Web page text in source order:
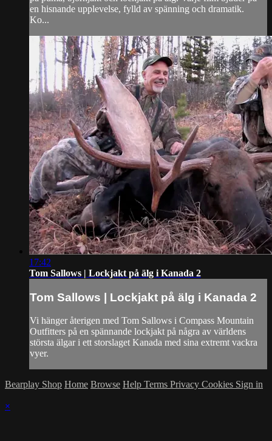
en hisnande upplevelse, fylld av spänning och dramatik.
Ko...
17:42
Tom Sallows | Lockjakt på älg i Kanada 2
Tom Sallows | Lockjakt på älg i Kanada 2
Vi hänger återigen med Tom Sallows i Compass Mountain
Outfitters på en spännande lockjakt på några av världens
största älgar i ett storslaget Kanada med sina extremt vackra
vyer.
Bearplay Shop Home Browse Help Terms Privacy Cookies Sign in
×